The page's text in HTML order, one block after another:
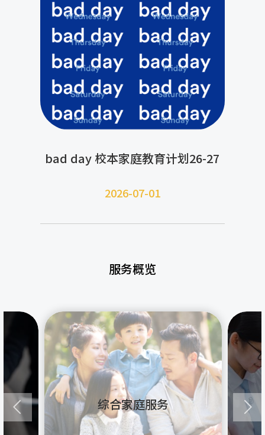
bad day 校本家庭教育计划26-27
2026-07-01
服务概览
综合家庭服务